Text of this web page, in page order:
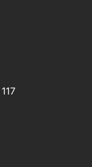
117